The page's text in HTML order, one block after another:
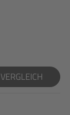
VERGLEICH